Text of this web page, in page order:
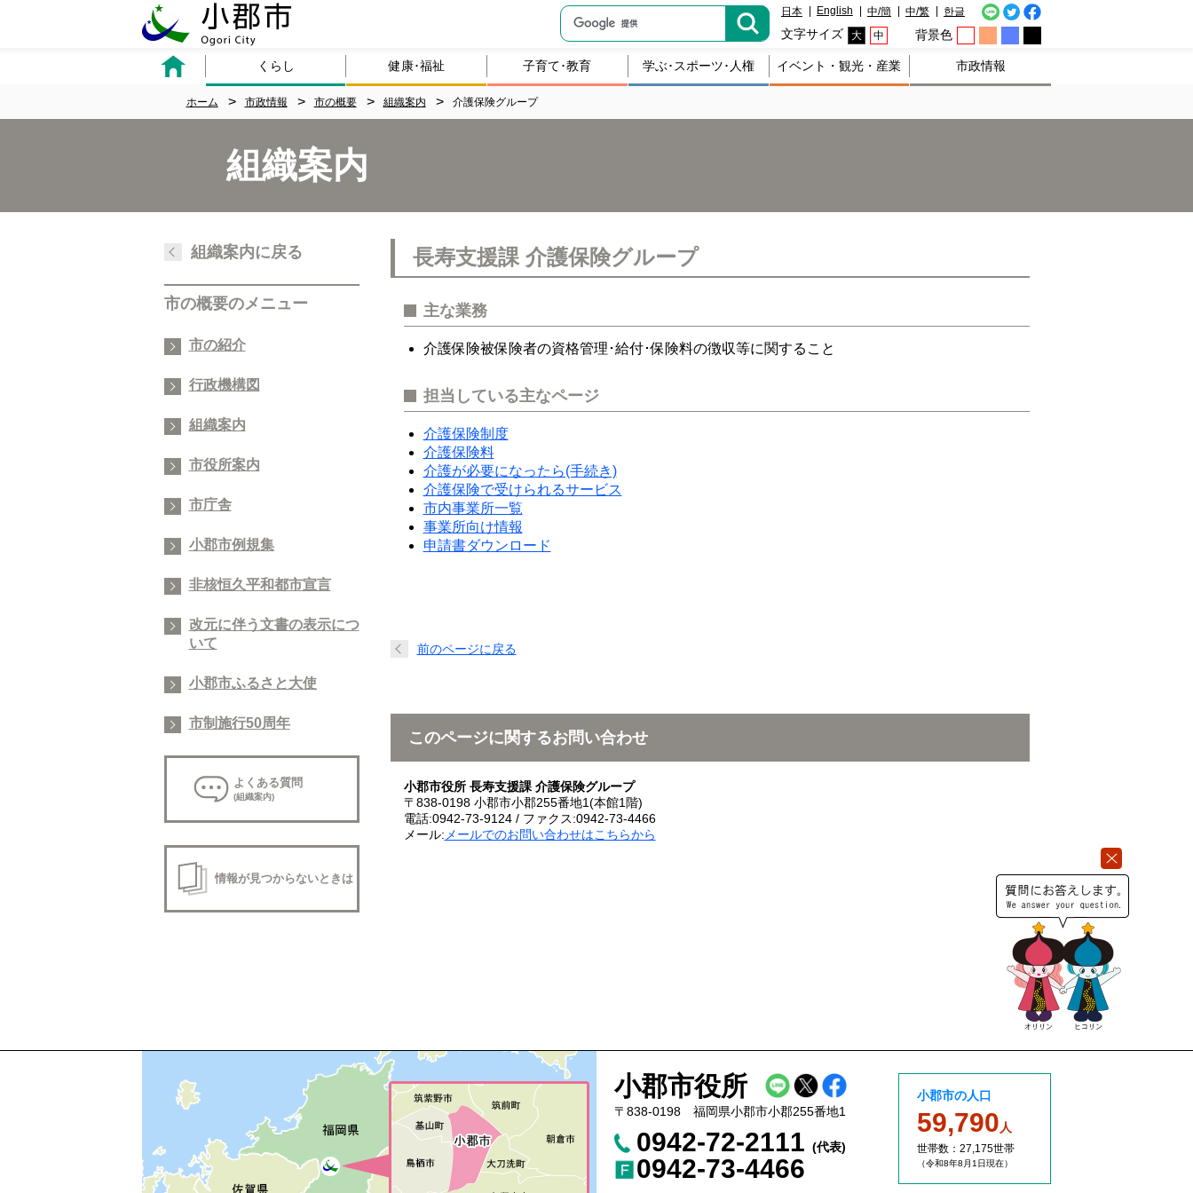
日本 English 中/簡 中/繁 한글
文字サイズ 大 中 背景色
くらし 健康･福祉 子育て･教育 学ぶ･スポーツ･人権 イベント・観光・産業 市政情報
ホーム 市政情報 市の概要 組織案内 介護保険グループ
組織案内
長寿支援課 介護保険グループ
主な業務
介護保険被保険者の資格管理･給付･保険料の徴収等に関すること
担当している主なページ
介護保険制度
介護保険料
介護が必要になったら(手続き)
介護保険で受けられるサービス
市内事業所一覧
事業所向け情報
申請書ダウンロード
前のページに戻る
このページに関するお問い合わせ
小郡市役所 長寿支援課 介護保険グループ
〒838-0198 小郡市小郡255番地1(本館1階)
電話:0942-73-9124 / ファクス:0942-73-4466
メール: メールでのお問い合わせはこちらから
組織案内に戻る
市の概要のメニュー
市の紹介
行政機構図
組織案内
市役所案内
市庁舎
小郡市例規集
非核恒久平和都市宣言
改元に伴う文書の表示につ
いて
小郡市ふるさと大使
市制施行50周年
よくある質問
(組織案内)
情報が見つからないときは
小郡市役所
〒838-0198 福岡県小郡市小郡255番地1
0942-72-2111 (代表)
0942-73-4466
小郡市の人口
59,790人
世帯数：27,175世帯
（令和8年8月1日現在）